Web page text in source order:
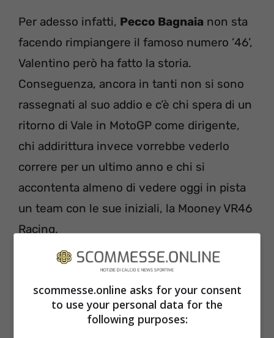
Per adesso infatti, Pecco Bagnaia non sta
facendo rimpiangere il famoso numero ’46’,
Valentino però ha fatto la storia.
Conseguenza, ancora in tanti non si sono
rassegnati al suo addio e c’è chi spera di un
ritorno di Vale in MotoGP come dirigente,
chi addirittura invece vorrebbe vederlo
correre per un ultimo anno e chi si
accontenta almeno di vedere oggi in pista
un team con le sue iniziali, la Mooney VR46
Racing.
scommesse.online asks for your consent
to use your personal data for the
following purposes: